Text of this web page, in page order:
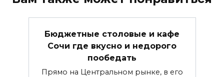
Бюджетные столовые и кафе
Сочи где вкусно и недорого
пообедать
Прямо на Центральном рынке, в его